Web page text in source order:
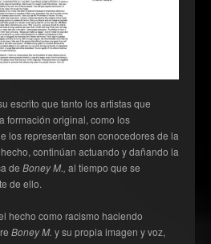
escrito que tanto los artistas que
formación original, como los
los representan son conocedores de la
continúan actuando y dañando la
de Boney M., al tiempo que se
de ello.
hecho como racismo haciendo
Boney M. y su propia imagen y voz,